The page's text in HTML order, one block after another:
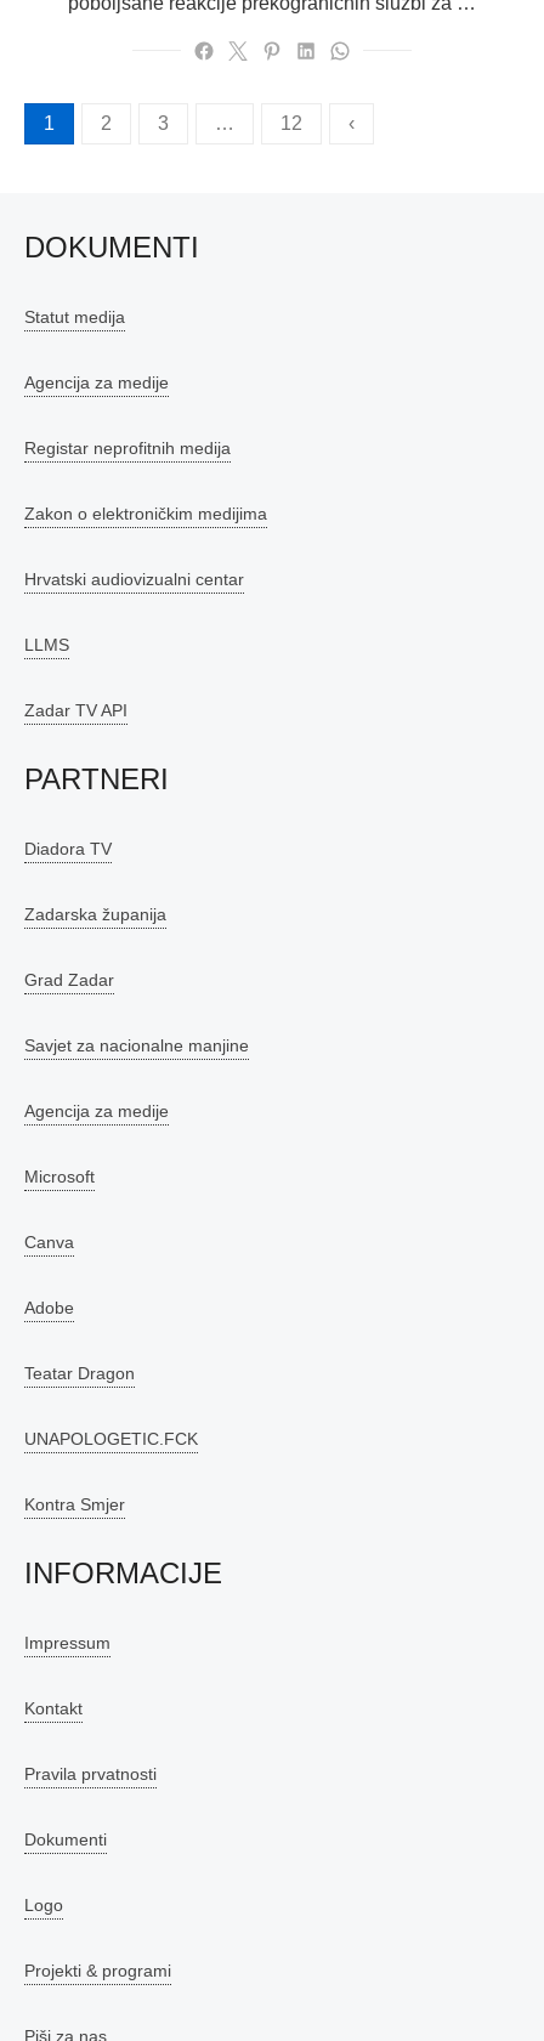
Brojevi
1 2 3 … 12 ‹
DOKUMENTI
Statut medija
Agencija za medije
Registar neprofitnih medija
Zakon o elektroničkim medijima
Hrvatski audiovizualni centar
LLMS
Zadar TV API
PARTNERI
Diadora TV
Zadarska županija
Grad Zadar
Savjet za nacionalne manjine
Agencija za medije
Microsoft
Canva
Adobe
Teatar Dragon
UNAPOLOGETIC.FCK
Kontra Smjer
INFORMACIJE
Impressum
Kontakt
Pravila prvatnosti
Dokumenti
Logo
Projekti & programi
Piši za nas